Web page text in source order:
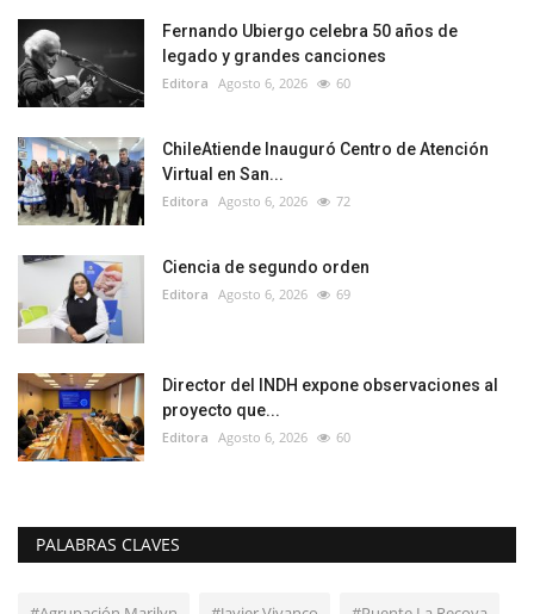
Fernando Ubiergo celebra 50 años de
legado y grandes canciones
Editora Agosto 6, 2026 60
ChileAtiende Inauguró Centro de Atención
Virtual en San...
Editora Agosto 6, 2026 72
Ciencia de segundo orden
Editora Agosto 6, 2026 69
Director del INDH expone observaciones al
proyecto que...
Editora Agosto 6, 2026 60
PALABRAS CLAVES